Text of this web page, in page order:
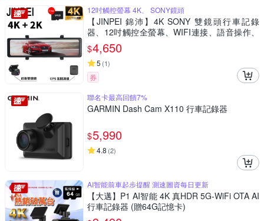
12吋觸控螢幕 4K、 SONY鏡頭
【JINPEI 錦沛】4K SONY 雙鏡頭行車記錄
器、12吋觸控全螢幕、WIFI連接、語音操作、
GPS測速 (贈64GB記憶卡)
$4,650
5 (1)
券
聯名卡最高回饋7%
GARMIN Dash Cam X110 行車記錄器
$5,990
4.8 (2)
AI智能前車起步提醒 測速圖資每日更新
【大邁】P1 AI智能 4K 真HDR 5G-WiFi OTA AI
行車記錄器 (贈64G記憶卡)